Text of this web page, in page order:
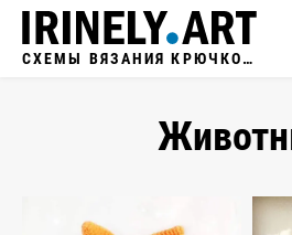
СХЕМЫ ВЯЗАНИЯ КРЮЧКОМ